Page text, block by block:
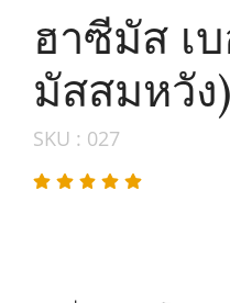
ฮาซีมัส เ
มัสสมหวัง)
SKU : 027